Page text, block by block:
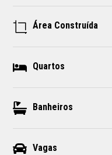
Área Construída
Quartos
Banheiros
Vagas